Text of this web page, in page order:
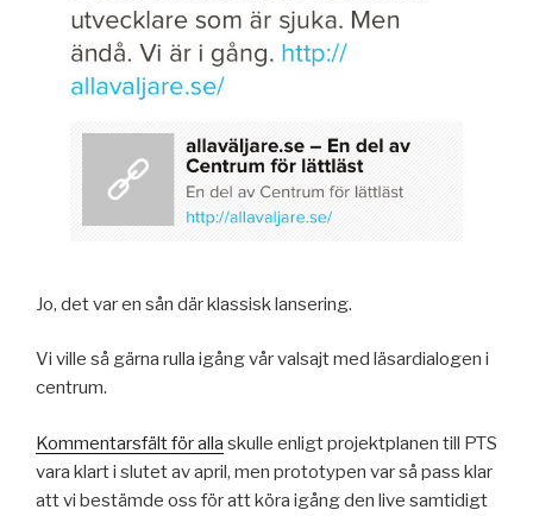
Jo, det var en sån där klassisk lansering.
Vi ville så gärna rulla igång vår valsajt med läsardialogen i
centrum.
Kommentarsfält för alla skulle enligt projektplanen till PTS
vara klart i slutet av april, men prototypen var så pass klar
att vi bestämde oss för att köra igång den live samtidigt